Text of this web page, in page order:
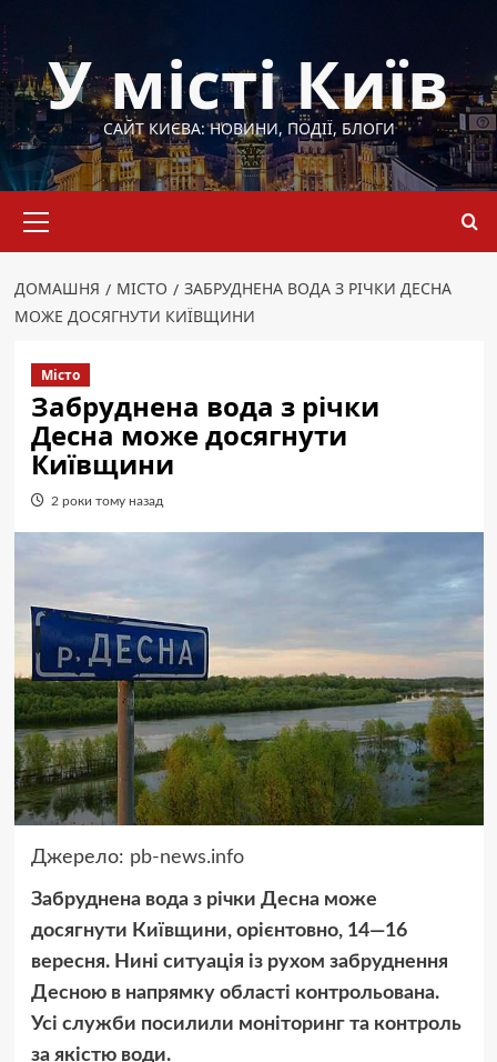
до
вмістуУ місті Київ
САЙТ КИЄВА: НОВИНИ, ПОДІЇ, БЛОГИ
меню
ДОМАШНЯ МІСТО
ЗАБРУДНЕНА ВОДА З РІЧКИ ДЕСНА
МОЖЕ ДОСЯГНУТИ КИЇВЩИНИ
Місто
Забруднена вода з річки
Десна може досягнути
Київщини
2 роки тому назад
Джерело: pb-news.info
Забруднена вода з річки Десна може
досягнути Київщини, орієнтовно, 14—16
вересня. Нині ситуація із рухом забруднення
Десною в напрямку області контрольована.
Усі служби посилили моніторинг та контроль
за якістю води.